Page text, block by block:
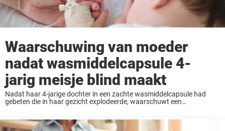
Waarschuwing van moeder
nadat wasmiddelcapsule 4-
jarig meisje blind maakt
Nadat haar 4-jarige dochter in een zachte wasmiddelcapsule had
gebeten die in haar gezicht explodeerde, waarschuwt een
werd. Op 23 ...